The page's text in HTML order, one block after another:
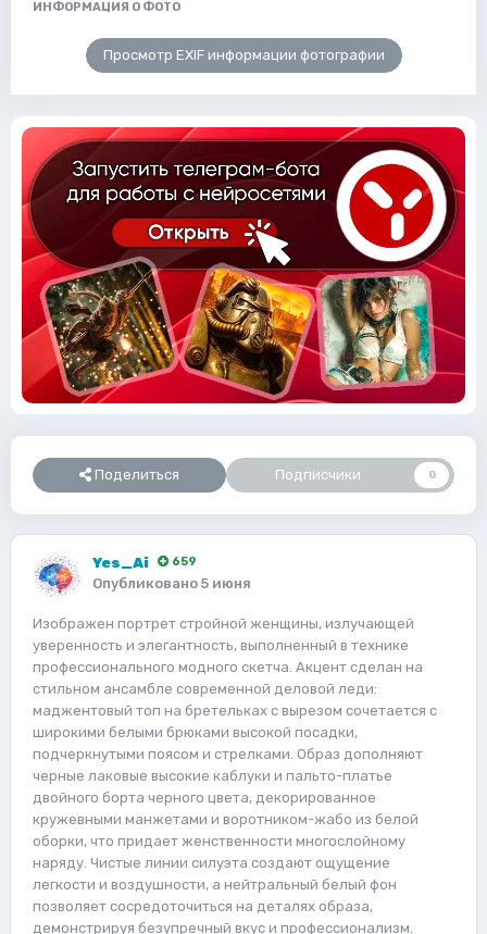
ИНФОРМАЦИЯ О ФОТО
Просмотр EXIF информации фотографии
Поделиться Подписчики 0
Yes_Ai 659
Опубликовано 5 июня
Изображен портрет стройной женщины, излучающей
уверенность и элегантность, выполненный в технике
профессионального модного скетча. Акцент сделан на
стильном ансамбле современной деловой леди:
маджентовый топ на бретельках с вырезом сочетается с
широкими белыми брюками высокой посадки,
подчеркнутыми поясом и стрелками. Образ дополняют
черные лаковые высокие каблуки и пальто-платье
двойного борта черного цвета, декорированное
кружевными манжетами и воротником-жабо из белой
оборки, что придает женственности многослойному
наряду. Чистые линии силуэта создают ощущение
легкости и воздушности, а нейтральный белый фон
позволяет сосредоточиться на деталях образа,
демонстрируя безупречный вкус и профессионализм.